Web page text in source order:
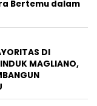
DI
MAGLIANO,